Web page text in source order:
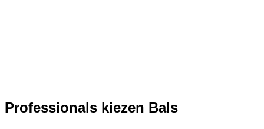
Professionals kiezen Bals